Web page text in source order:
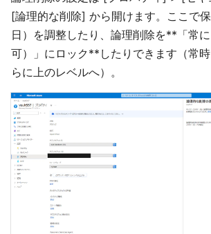
[論理的な削除] から開けます。ここで
日）を調整したり、論理削除を**「常
可）」にロック**したりできます（常
らに上のレベルへ）。